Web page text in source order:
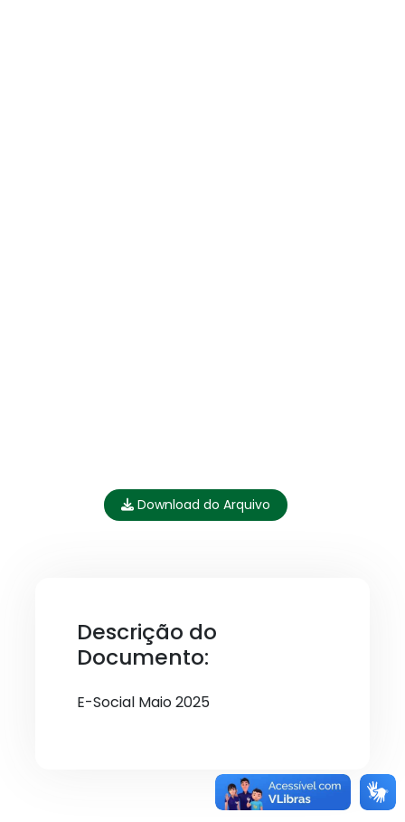
Download do Arquivo
Descrição do
Documento:
E-Social Maio 2025